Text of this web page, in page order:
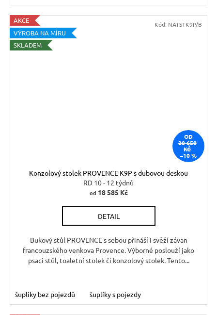
AKCE
VÝROBA NA MÍRU
SKLADEM
OD
20 650
KČ
–10 %
Konzolový stolek PROVENCE K9P s dubovou deskou
RD 10 - 12 týdnů
od 18 585 Kč
DETAIL
Bukový stůl PROVENCE s sebou přináší i svěží závan
francouzského venkova Provence. Výborné poslouží jako
psací stůl, toaletní stolek či konzolový stolek. Tento...
šuplíky bez pojezdů šuplíky s pojezdy
Kód: NATSTK9P/B